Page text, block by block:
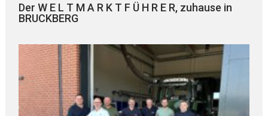
Der W E L T M A R K T F Ü H R E R, zuhause in
BRUCKBERG